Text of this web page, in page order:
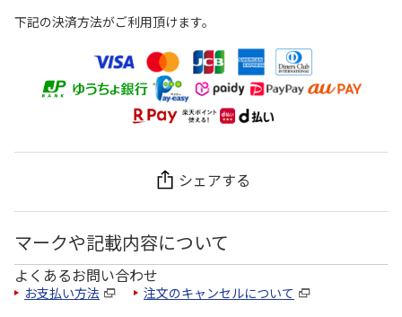
下記の決済方法がご利用頂けます。
シェアする
マークや記載内容について
よくあるお問い合わせ
お支払い方法 注文のキャンセルについて